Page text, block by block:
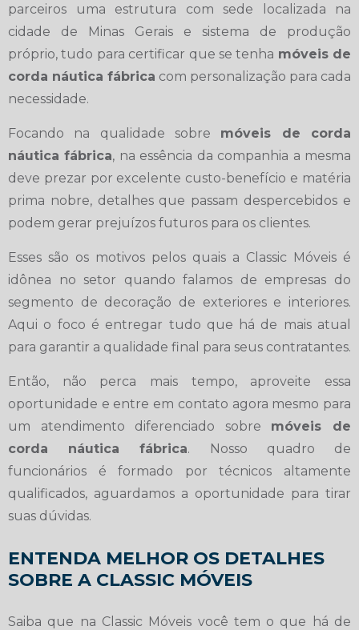
parceiros uma estrutura com sede localizada na
cidade de Minas Gerais e sistema de produção
próprio, tudo para certificar que se tenha móveis de
corda náutica fábrica com personalização para cada
necessidade.
Focando na qualidade sobre móveis de corda
náutica fábrica, na essência da companhia a mesma
deve prezar por excelente custo-benefício e matéria
prima nobre, detalhes que passam despercebidos e
podem gerar prejuízos futuros para os clientes.
Esses são os motivos pelos quais a Classic Móveis é
idônea no setor quando falamos de empresas do
segmento de decoração de exteriores e interiores.
Aqui o foco é entregar tudo que há de mais atual
para garantir a qualidade final para seus contratantes.
Então, não perca mais tempo, aproveite essa
oportunidade e entre em contato agora mesmo para
um atendimento diferenciado sobre móveis de
corda náutica fábrica. Nosso quadro de
funcionários é formado por técnicos altamente
qualificados, aguardamos a oportunidade para tirar
suas dúvidas.
ENTENDA MELHOR OS DETALHES
SOBRE A CLASSIC MÓVEIS
Saiba que na Classic Móveis você tem o que há de